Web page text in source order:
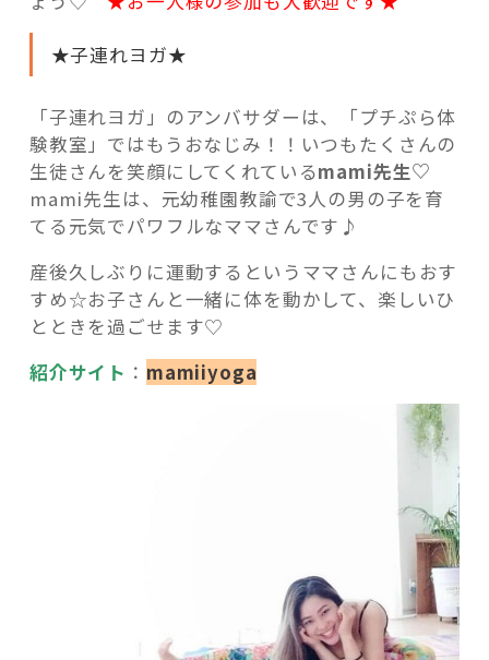
★子連れヨガ★
「子連れヨガ」のアンバサダーは、「プチぷら体
験教室」ではもうおなじみ！！いつもたくさんの
生徒さんを笑顔にしてくれているmami先生♡
mami先生は、元幼稚園教諭で3人の男の子を育
てる元気でパワフルなママさんです♪
産後久しぶりに運動するというママさんにもおす
すめ☆お子さんと一緒に体を動かして、楽しいひ
とときを過ごせます♡
紹介サイト ： mamiiyoga